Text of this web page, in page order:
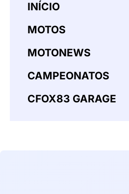
INÍCIO
MOTOS
MOTONEWS
CAMPEONATOS
CFOX83 GARAGE